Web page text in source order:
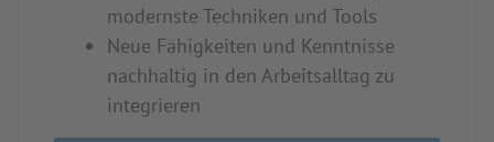
modernste Techniken und Tools
Neue Fähigkeiten und Kenntnisse
nachhaltig in den Arbeitsalltag zu
integrieren